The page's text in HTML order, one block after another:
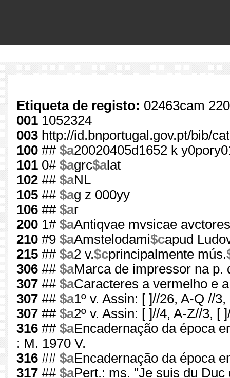
Etiqueta de registo: 02463cam
001 1052324
003 http://id.bnportugal.gov.pt/bib/
100 ## $a20020405d1652 k
101 0# $agrc$alat
102 ## $aNL
105 ## $ag z 000yy
106 ## $ar
200 1# $aAntiqvae mvsicae
210 #9 $aAmstelodami$capud
215 ## $a2 v.$cprincipalmente mús.
306 ## $aMarca de impressor na p.
307 ## $aCaracteres a vermelho e
307 ## $a1º v. Assin: [ ]//26, A-Q //
307 ## $a2º v. Assin: [ ]//4, A-Z//3, [
316 ## $aEncadernação da época
: M. 1970 V.
316 ## $aEncadernação da época
317 ## $aPert.: ms. "Je suis du